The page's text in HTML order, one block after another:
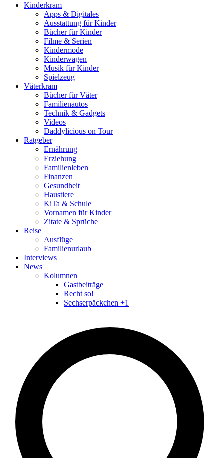
Kinderkram
Apps & Digitales
Ausstattung für Kinder
Bücher für Kinder
Filme & Serien
Kindermode
Kinderwagen
Musik für Kinder
Spielzeug
Väterkram
Bücher für Väter
Familienautos
Technik & Gadgets
Videos
Daddylicious on Tour
Ratgeber
Ernährung
Erziehung
Familienleben
Finanzen
Gesundheit
Haustiere
KiTa & Schule
Vornamen für Kinder
Zitate & Sprüche
Reise
Ausflüge
Familienurlaub
Interviews
News
Kolumnen
Gastbeiträge
Recht so!
Sechserpäckchen +1